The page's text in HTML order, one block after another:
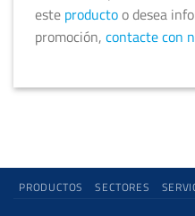
este productoo desea
promoción, contacte con
PRODUCTOS SECTORES